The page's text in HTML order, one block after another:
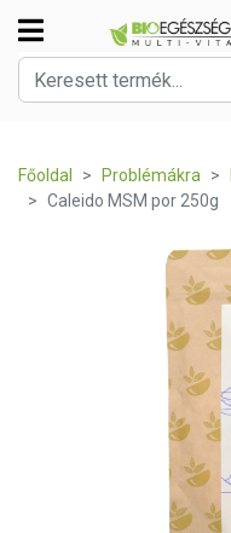
Főoldal Problémákra
Caleido MSM por 250g